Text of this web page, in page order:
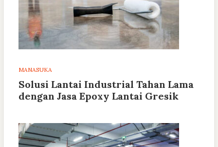
MANASUKA
Solusi Lantai Industrial Tahan Lama
dengan Jasa Epoxy Lantai Gresik